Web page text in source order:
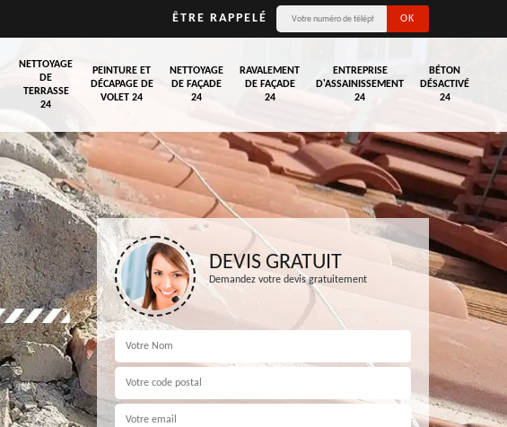
ÊTRE RAPPELÉ
NETTOYAGE
DE
TERRASSE
24
PEINTURE ET
DÉCAPAGE DE
VOLET 24
NETTOYAGE
DE FAÇADE
24
RAVALEMENT
DE FAÇADE
24
ENTREPRISE
D'ASSAINISSEMENT
24
BÉTON
DÉSACTIVÉ
24
DEVIS GRATUIT
Demandez votre devis gratuitement